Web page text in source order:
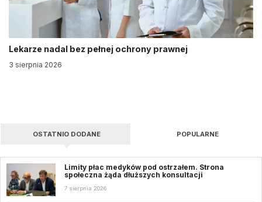
Lekarze nadal bez pełnej ochrony prawnej
3 sierpnia 2026
OSTATNIO DODANE POPULARNE
Limity płac medyków pod ostrzałem. Strona
społeczna żąda dłuższych konsultacji
7 sierpnia 2026